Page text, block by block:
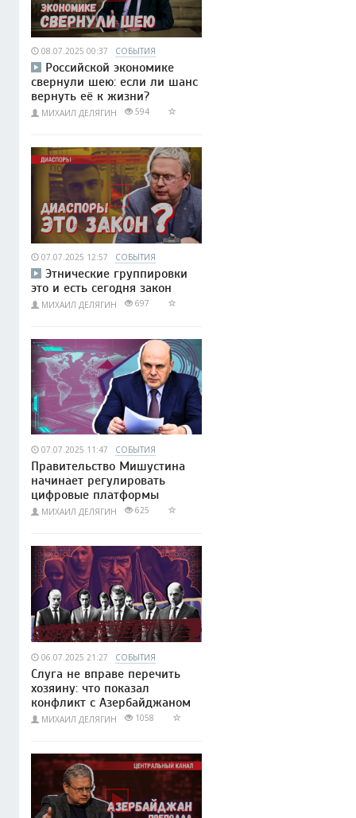
08.07.2025 00:37 СОБЫТИЯ
Российской экономике
свернули шею: если ли шанс
вернуть её к жизни?
МИХАИЛ ДЕЛЯГИН 594
07.07.2025 12:57 СОБЫТИЯ
Этнические группировки
это и есть сегодня закон
МИХАИЛ ДЕЛЯГИН 697
07.07.2025 11:47 СОБЫТИЯ
Правительство Мишустина
начинает регулировать
цифровые платформы
МИХАИЛ ДЕЛЯГИН 625
06.07.2025 21:27 СОБЫТИЯ
Слуга не вправе перечить
хозяину: что показал
конфликт с Азербайджаном
МИХАИЛ ДЕЛЯГИН 1058